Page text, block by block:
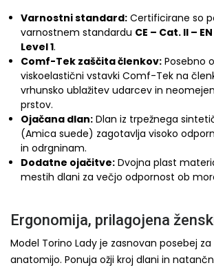
Varnostni standard: Certificirane so
varnostnem standardu CE – Cat. II –
Level 1.
Comf-Tek zaščita členkov: Posebno
viskoelastični vstavki Comf-Tek na
vrhunsko ublažitev udarcev in
prstov.
Ojačana dlan: Dlan iz trpežnega
(Amica suede) zagotavlja visoko
in odrgninam.
Dodatne ojačitve: Dvojna plast
mestih dlani za večjo odpornost ob
Ergonomija, prilagojena
Model Torino Lady je zasnovan posebej za
anatomijo. Ponuja ožji kroj dlani in